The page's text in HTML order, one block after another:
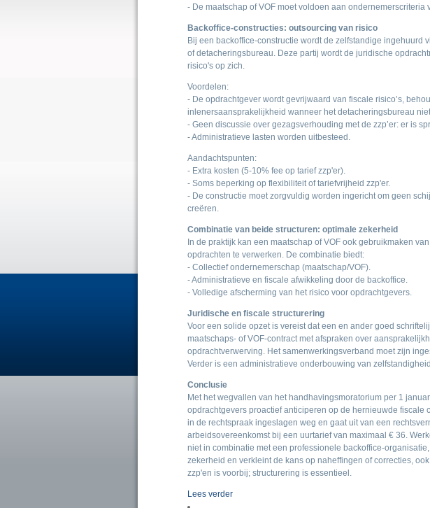
- De maatschap of VOF moet voldoen aan ondernemerscriteria
Backoffice-constructies: outsourcing van risico
Bij een backoffice-constructie wordt de zelfstandige ingehuurd
of detacheringsbureau. Deze partij wordt de juridische
risico's op zich.
Voordelen:
- De opdrachtgever wordt gevrijwaard van fiscale risico’s,
inlenersaansprakelijkheid wanneer het detacheringsbureau
- Geen discussie over gezagsverhouding met de zzp’er: er is
- Administratieve lasten worden uitbesteed.
Aandachtspunten:
- Extra kosten (5-10% fee op tarief zzp'er).
- Soms beperking op flexibiliteit of tariefvrijheid zzp'er.
- De constructie moet zorgvuldig worden ingericht om geen
creëren.
Combinatie van beide structuren: optimale zekerheid
In de praktijk kan een maatschap of VOF ook gebruikmaken
opdrachten te verwerken. De combinatie biedt:
- Collectief ondernemerschap (maatschap/VOF).
- Administratieve en fiscale afwikkeling door de backoffice.
- Volledige afscherming van het risico voor opdrachtgevers.
Juridische en fiscale structurering
Voor een solide opzet is vereist dat een en ander goed
maatschaps- of VOF-contract met afspraken over
opdrachtverwerving. Het samenwerkingsverband moet zijn
Verder is een administratieve onderbouwing van
Conclusie
Met het wegvallen van het handhavingsmoratorium per 1
opdrachtgevers proactief anticiperen op de hernieuwde fiscale
in de rechtspraak ingeslagen weg en gaat uit van een
arbeidsovereenkomst bij een uurtarief van maximaal € 36.
niet in combinatie met een professionele backoffice-
zekerheid en verkleint de kans op naheffingen of correcties,
zzp'en is voorbij; structurering is essentieel.
Lees verder